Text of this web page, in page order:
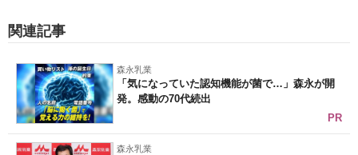
関連記事
森永乳業
「気になっていた認知機能が菌で…」森永が開
発。感動の70代続出
PR
森永乳業